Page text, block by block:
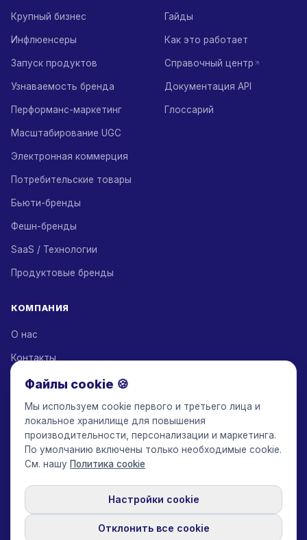
Крупный бизнес
Инфлюенсеры
Запуск продуктов
Узнаваемость бренда
Перформанс-маркетинг
Масштабирование UGC
Электронная коммерция
Потребительские товары
Бьюти-бренды
Фешн-бренды
SaaS / Технологии
Продуктовые бренды
Гайды
Как это работает
Справочный центр
Документация API
Глоссарий
КОМПАНИЯ
О нас
Контакты
Партнеры по решениям
Партнерская программа
Тарифы
Keepface for AI
© 2017-2026 Keepface Global, Inc.
Политика конфиденциальности
Пользовательское соглашение
Политика cookie· Настройки cookie
Файлы cookie 🍪
Мы используем cookie первого и третьего лица и
локальное хранилище для повышения
производительности, персонализации и маркетинга.
По умолчанию включены только необходимые cookie.
См. нашу Политика cookie
Настройки cookie
Отклонить все cookie